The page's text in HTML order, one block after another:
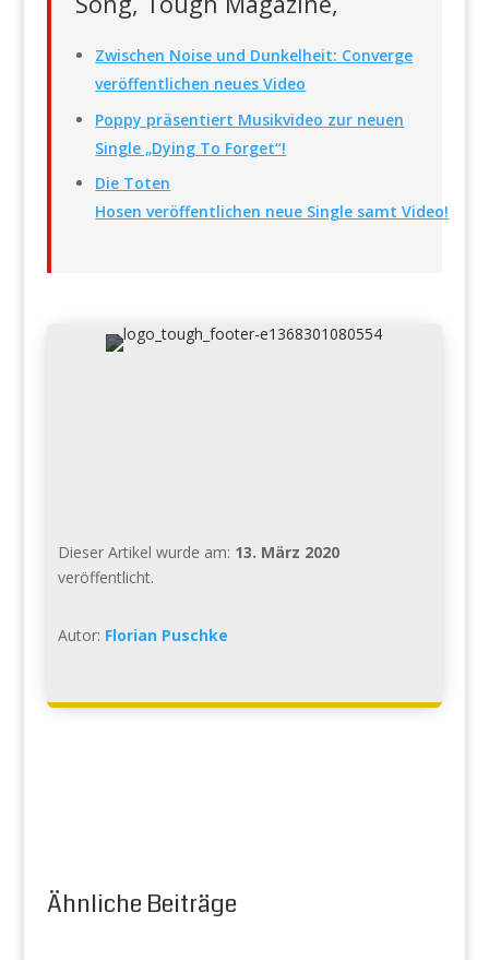
Zwischen Noise und Dunkelheit: Converge
veröffentlichen neues Video
Poppy präsentiert Musikvideo zur neuen
Single „Dying To Forget“!
Die Toten
Hosen veröffentlichen neue Single samt Video!
Dieser Artikel wurde am: 13. März 2020
veröffentlicht.
Autor: Florian Puschke
Ähnliche Beiträge